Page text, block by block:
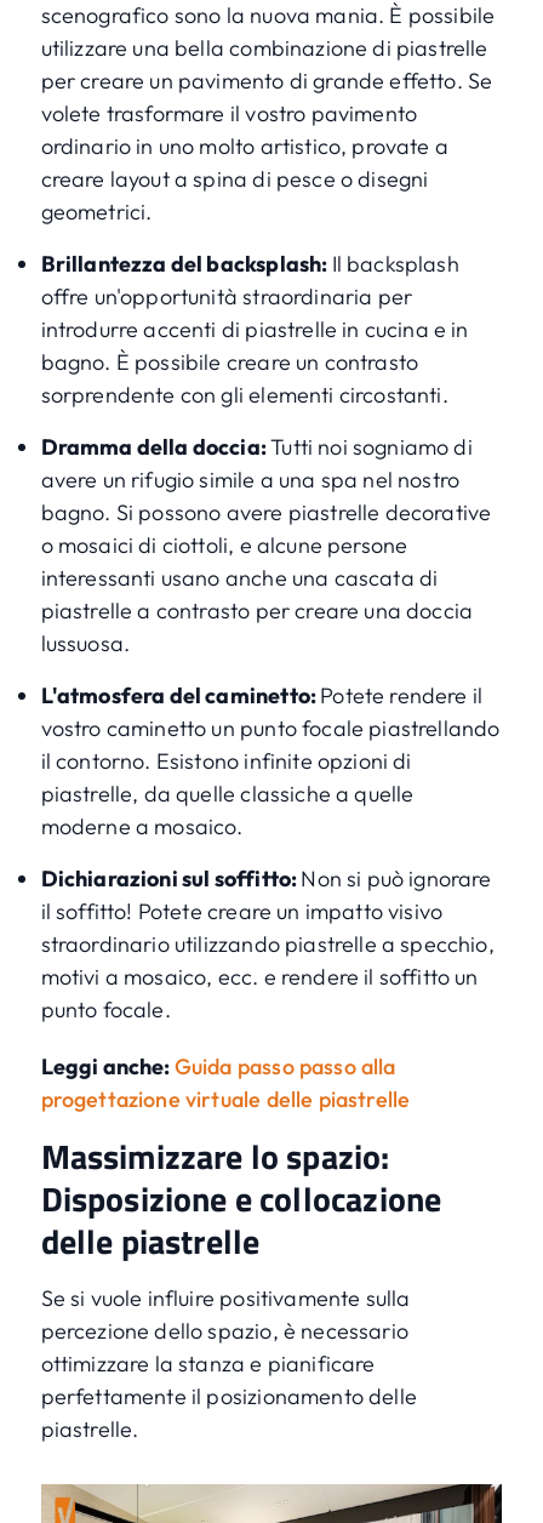
scenografico sono la nuova mania. È possibile
utilizzare una bella combinazione di piastrelle
per creare un pavimento di grande effetto. Se
volete trasformare il vostro pavimento
ordinario in uno molto artistico, provate a
creare layout a spina di pesce o disegni
geometrici.
Brillantezza del backsplash: Il backsplash
offre un'opportunità straordinaria per
introdurre accenti di piastrelle in cucina e in
bagno. È possibile creare un contrasto
sorprendente con gli elementi circostanti.
Dramma della doccia:Tutti noi sogniamo di
avere un rifugio simile a una spa nel nostro
bagno. Si possono avere piastrelle decorative
o mosaici di ciottoli, e alcune persone
interessanti usano anche una cascata di
piastrelle a contrasto per creare una doccia
lussuosa.
L'atmosfera del caminetto:Potete rendere il
vostro caminetto un punto focale piastrellando
il contorno. Esistono infinite opzioni di
piastrelle, da quelle classiche a quelle
moderne a mosaico.
Dichiarazioni sul soffitto:Non si può ignorare
il soffitto! Potete creare un impatto visivo
straordinario utilizzando piastrelle a specchio,
motivi a mosaico, ecc. e rendere il soffitto un
punto focale.
Leggi anche:Guida passo passo alla
progettazione virtuale delle piastrelle
Massimizzare lo spazio:
Disposizione e collocazione
delle piastrelle
Se si vuole influire positivamente sulla
percezione dello spazio, è necessario
ottimizzare la stanza e pianificare
perfettamente il posizionamento delle
piastrelle.